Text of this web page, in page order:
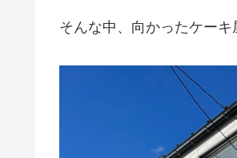
そんな中、向かったケー